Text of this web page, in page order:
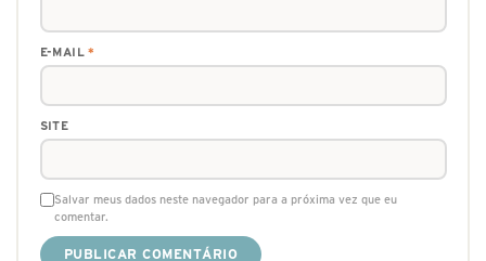
E-MAIL*
SITE
Salvar meus dados neste navegador para a próxima vez que eu
comentar.